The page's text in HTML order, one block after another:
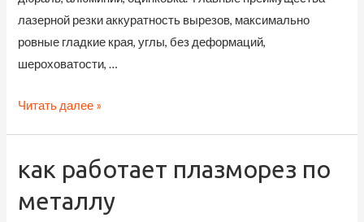
лазерной резки аккуратность вырезов, максимально
ровные гладкие края, углы, без деформаций,
шероховатости, …
Лазерная
преимущества
недостатки
Читать далее »
как работает плазморез по
металлу